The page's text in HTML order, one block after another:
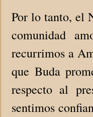
Por lo tanto, el
comunidad
recurrimos a
que Buda
respecto al
sentimos